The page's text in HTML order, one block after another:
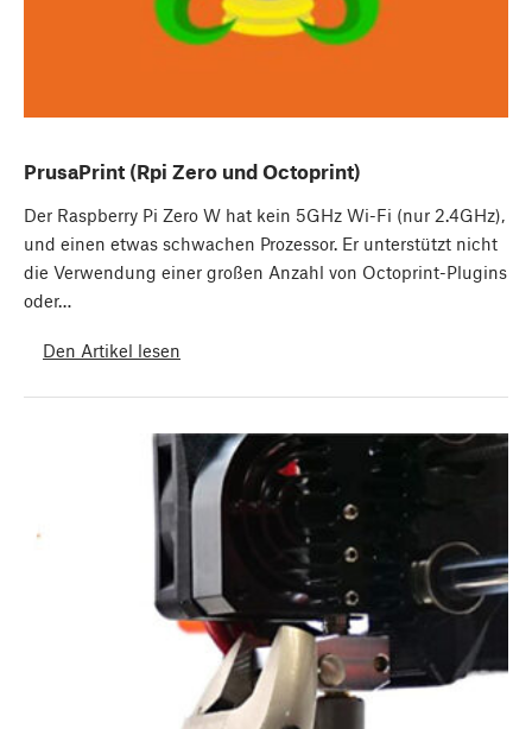
PrusaPrint (Rpi Zero und Octoprint)
Der Raspberry Pi Zero W hat kein 5GHz Wi-Fi (nur 2.4GHz),
und einen etwas schwachen Prozessor. Er unterstützt nicht
die Verwendung einer großen Anzahl von Octoprint-Plugins
oder…
Den Artikel lesen